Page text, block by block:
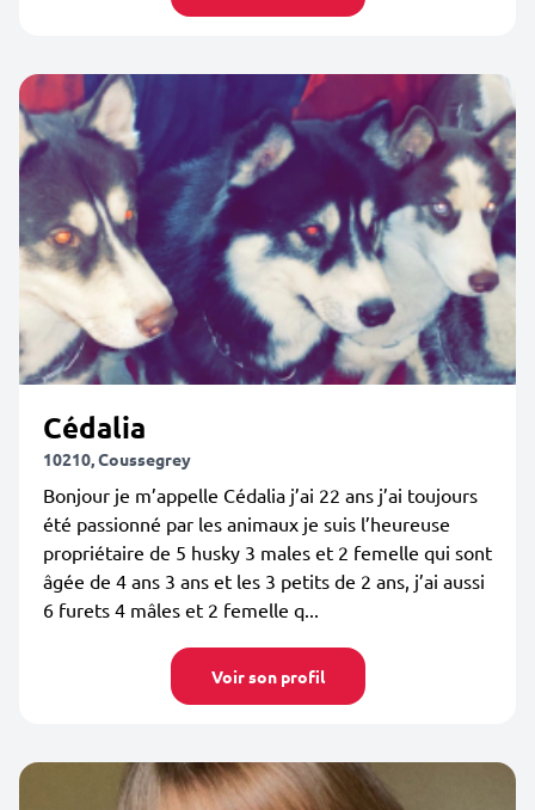
Cédalia
10210, Coussegrey
Bonjour je m’appelle Cédalia j’ai 22 ans j’ai toujours
été passionné par les animaux je suis l’heureuse
propriétaire de 5 husky 3 males et 2 femelle qui sont
âgée de 4 ans 3 ans et les 3 petits de 2 ans, j’ai aussi
6 furets 4 mâles et 2 femelle q...
Voir son profil